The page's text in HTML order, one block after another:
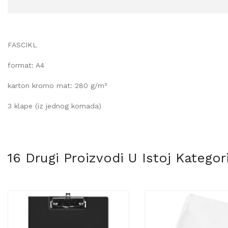
FASCIKL
format: A4
karton kromo mat: 280 g/m²
3 klape (iz jednog komada)
16 Drugi Proizvodi U Istoj